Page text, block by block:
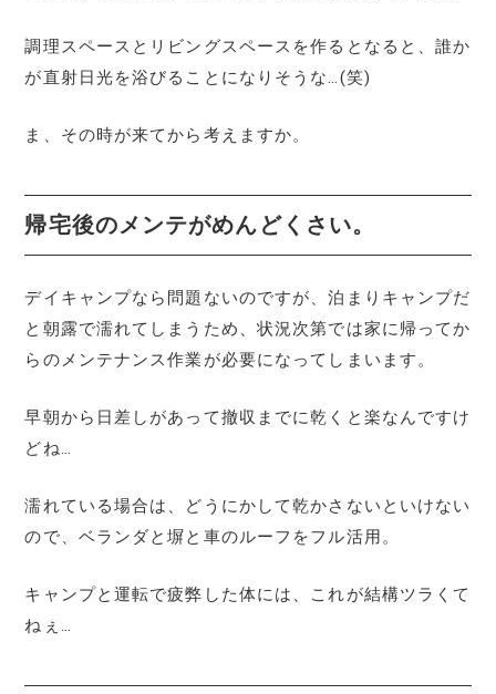
調理スペースとリビングスペースを作るとなると、誰か
が直射日光を浴びることになりそうな…(笑)
ま、その時が来てから考えますか。
帰宅後のメンテがめんどくさい。
デイキャンプなら問題ないのですが、泊まりキャンプだ
と朝露で濡れてしまうため、状況次第では家に帰ってか
らのメンテナンス作業が必要になってしまいます。
早朝から日差しがあって撤収までに乾くと楽なんですけ
どね…
濡れている場合は、どうにかして乾かさないといけない
ので、ベランダと塀と車のルーフをフル活用。
キャンプと運転で疲弊した体には、これが結構ツラくて
ねぇ…